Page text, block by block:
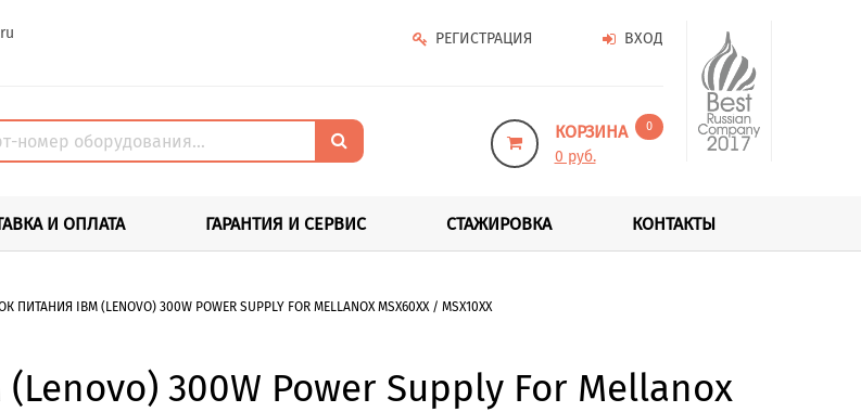
ВХОД
РЕГИСТРАЦИЯ
КОРЗИНА 0
0 руб.
И ОПЛАТА ГАРАНТИЯ И СЕРВИС СТАЖИРОВКА КОНТАКТЫ
ПИТАНИЯ IBM (LENOVO) 300W POWER SUPPLY FOR MELLANOX MSX60XX / MSX10XX
(Lenovo) 300W Power Supply For Mellanox